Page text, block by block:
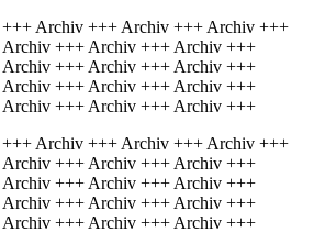
Archiv +++ Archiv +++ Archiv +++
+++ Archiv +++ Archiv +++
+++ Archiv +++ Archiv +++
+++ Archiv +++ Archiv +++
+++ Archiv +++ Archiv +++
Archiv +++ Archiv +++ Archiv +++
+++ Archiv +++ Archiv +++
+++ Archiv +++ Archiv +++
+++ Archiv +++ Archiv +++
+++ Archiv +++ Archiv +++